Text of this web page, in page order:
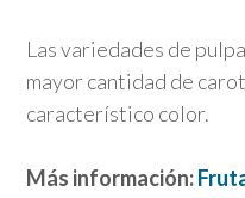
Las variedades de
mayor cantidad de
característico color.
Más información: